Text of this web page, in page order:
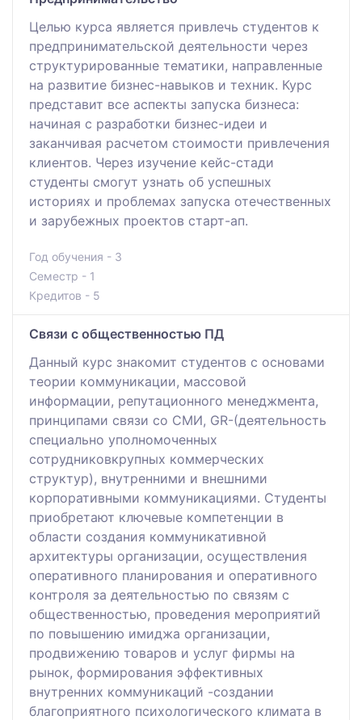
Целью курса является привлечь студентов к
предпринимательской деятельности через
структурированные тематики, направленные
на развитие бизнес-навыков и техник. Курс
представит все аспекты запуска бизнеса:
начиная с разработки бизнес-идеи и
заканчивая расчетом стоимости привлечения
клиентов. Через изучение кейс-стади
студенты смогут узнать об успешных
историях и проблемах запуска отечественных
и зарубежных проектов старт-ап.
Год обучения - 3
Семестр - 1
Кредитов - 5
Связи с общественностью ПД
Данный курс знакомит студентов с основами
теории коммуникации, массовой
информации, репутационного менеджмента,
принципами связи со СМИ, GR-(деятельность
специально уполномоченных
сотрудниковкрупных коммерческих
структур), внутренними и внешними
корпоративными коммуникациями. Студенты
приобретают ключевые компетенции в
области создания коммуникативной
архитектуры организации, осуществления
оперативного планирования и оперативного
контроля за деятельностью по связям с
общественностью, проведения мероприятий
по повышению имиджа организации,
продвижению товаров и услуг фирмы на
рынок, формирования эффективных
внутренних коммуникаций -создании
благоприятного психологического климата в